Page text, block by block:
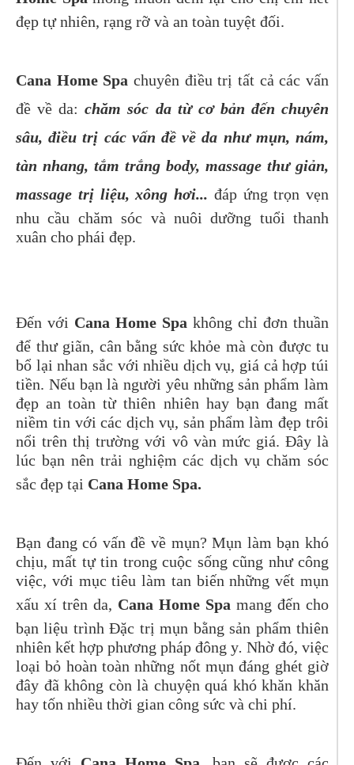
đẹp tự nhiên, rạng rỡ và an toàn tuyệt đối.
Cana Home Spa chuyên điều trị tất cả các vấn
đề về da:chăm sóc da từ cơ bản đến chuyên
sâu, điều trị các vấn đề về da như mụn, nám,
tàn nhang, tắm trắng body, massage thư giản,
massage trị liệu, xông hơi... đáp ứng trọn vẹn
nhu cầu chăm sóc và nuôi dưỡng tuổi thanh
xuân cho phái đẹp.
Đến với Cana Home Spa không chỉ đơn thuần
để thư giãn, cân bằng sức khỏe mà còn được tu
bổ lại nhan sắc với nhiều dịch vụ, giá cả hợp túi
tiền. Nếu bạn là người yêu những sản phẩm làm
đẹp an toàn từ thiên nhiên hay bạn đang mất
niềm tin với các dịch vụ, sản phẩm làm đẹp trôi
nổi trên thị trường với vô vàn mức giá. Đây là
lúc bạn nên trải nghiệm các dịch vụ chăm sóc
sắc đẹp tại Cana Home Spa.
Bạn đang có vấn đề về mụn? Mụn làm bạn khó
chịu, mất tự tin trong cuộc sống cũng như công
việc, với mục tiêu làm tan biến những vết mụn
xấu xí trên da, Cana Home Spa mang đến cho
bạn liệu trình Đặc trị mụn bằng sản phẩm thiên
nhiên kết hợp phương pháp đông y. Nhờ đó, việc
loại bỏ hoàn toàn những nốt mụn đáng ghét giờ
đây đã không còn là chuyện quá khó khăn khăn
hay tốn nhiều thời gian công sức và chi phí.